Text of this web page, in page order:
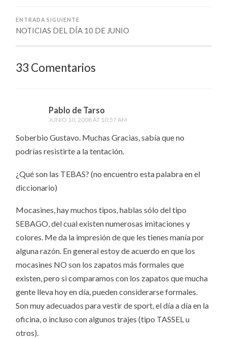
ENTRADA SIGUIENTE
NOTICIAS DEL DÍA 10 DE JUNIO
33 Comentarios
Pablo de Tarso
JUNIO 10, 2008 AT 10:57 AM
Soberbio Gustavo. Muchas Gracias, sabía que no
podrías resistirte a la tentación.
¿Qué son las TEBAS? (no encuentro esta palabra en el
diccionario)
Mocasines, hay muchos tipos, hablas sólo del tipo
SEBAGO, del cual existen numerosas imitaciones y
colores. Me da la impresión de que les tienes manía por
alguna razón. En general estoy de acuerdo en que los
mocasines NO son los zapatos más formales que
existen, pero si comparamos con los zapatos que mucha
gente lleva hoy en día, pueden considerarse formales.
Son muy adecuados para vestir de sport, el día a día en la
oficina, o incluso con algunos trajes (tipo TASSEL u
otros).